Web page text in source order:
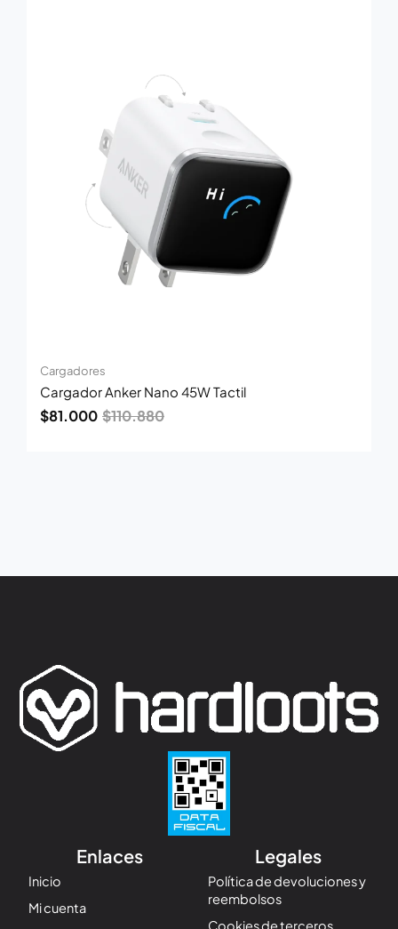
Cargadores
Cargador Anker Nano 45W Tactil
$110.880
$81.000
Enlaces
Inicio
Mi cuenta
Legales
Política de devoluciones y
reembolsos